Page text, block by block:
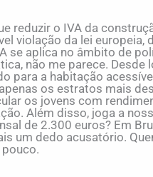
reduzir o IVA da
violação da lei europeia,
se aplica no âmbito de
não me parece.
para a habitação
os estratos mais
os jovens com
Além disso, joga a
de 2.300 euros? Em
um dedo acusatório.